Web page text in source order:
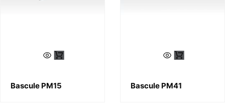
Bascule PM15 Bascule PM41